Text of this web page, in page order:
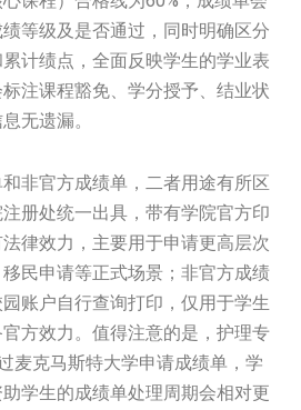
等级及是否通过，同时明确区分
计绩点，全面反映学生的学业表
注课程豁免、学分授予、结业状
无遗漏。
非官方成绩单，二者用途有所区
册处统一出具，带有学院官方印
律效力，主要用于申请更高层次
民申请等正式场景；非官方成绩
账户自行查询打印，仅用于学生
方效力。值得注意的是，护理专
麦克马斯特大学申请成绩单，学
学生的成绩单处理周期会相对更